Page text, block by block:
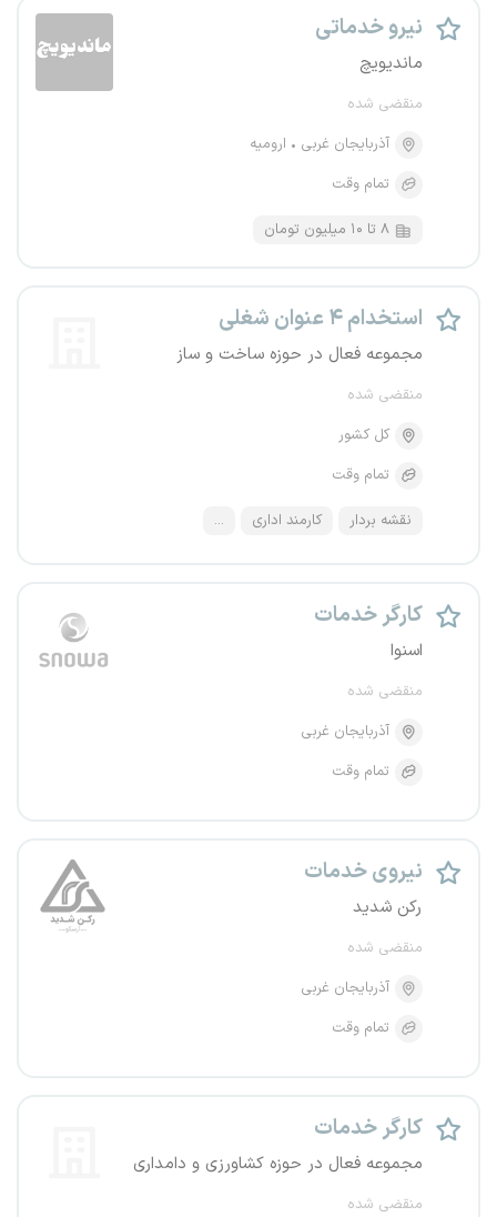
نیرو خدماتی
ماندیویچ
منقضی شده
آذربایجان غربی
ارومیه
تمام وقت
۸ تا ۱۰ میلیون تومان
استخدام ۴ عنوان شغلی
مجموعه فعال در حوزه ساخت و ساز
منقضی شده
کل کشور
تمام وقت
نقشه بردار کارمند اداری ...
کارگر خدمات
اسنوا
منقضی شده
آذربایجان غربی
تمام وقت
نیروی خدمات
رکن شدید
منقضی شده
آذربایجان غربی
تمام وقت
کارگر خدمات
مجموعه فعال در حوزه کشاورزی و دامداری
منقضی شده